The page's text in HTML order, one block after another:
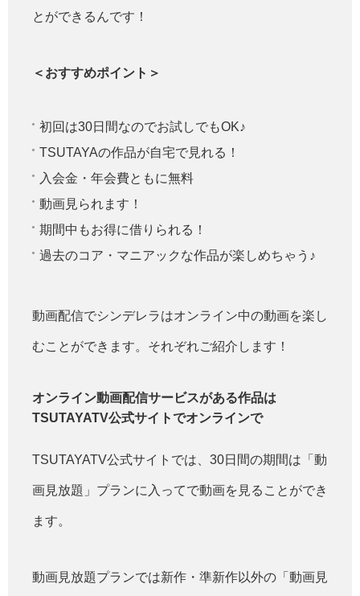
とができるんです！
＜おすすめポイント＞
初回は30日間なのでお試しでもOK♪
TSUTAYAの作品が自宅で見れる！
入会金・年会費ともに無料
動画見られます！
期間中もお得に借りられる！
過去のコア・マニアックな作品が楽しめちゃう♪
動画配信でシンデレラはオンライン中の動画を楽し
むことができます。それぞれご紹介します！
オンライン動画配信サービスがある作品は
TSUTAYATV公式サイトでオンラインで
TSUTAYATV公式サイトでは、30日間の期間は「動
画見放題」プランに入ってで動画を見ることができ
ます。
動画見放題プランでは新作・準新作以外の「動画見